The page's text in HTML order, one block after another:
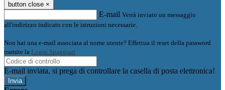
button close ×
E-mail Verrà inviato un messaggio
all'indirizzo indicato con le istruzioni necessarie.
Non hai una e-mail associata al nome utente? Effettua il reset della password
tramite la Login Spaggiari
E-mail inviata, si prega di controllare la casella di posta elettronica!